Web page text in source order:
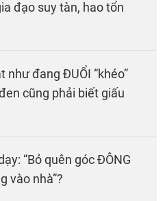
đạo suy tàn, hao tổn
như đang ĐUỔI “khéo”
cũng phải biết giấu
“Bỏ quên góc ĐÔNG
vào nhà”?